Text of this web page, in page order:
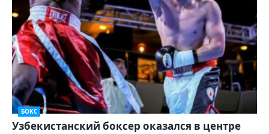
БОКС
Узбекистанский боксер оказался в центре